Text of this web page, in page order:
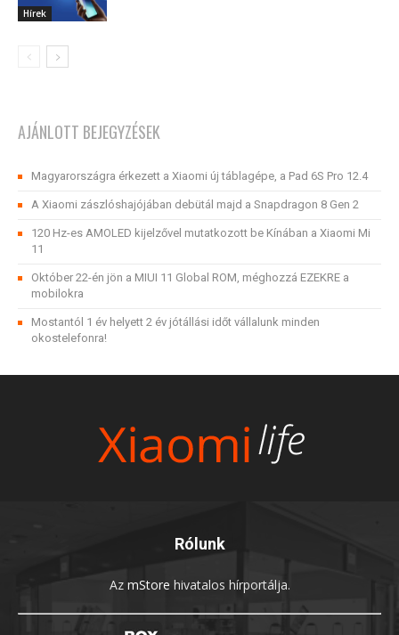
Hírek
AJÁNLOTT BEJEGYZÉSEK
Magyarországra érkezett a Xiaomi új táblagépe, a Pad 6S Pro 12.4
A Xiaomi zászlóshajójában debütál majd a Snapdragon 8 Gen 2
120 Hz-es AMOLED kijelzővel mutatkozott be Kínában a Xiaomi Mi
11
Október 22-én jön a MIUI 11 Global ROM, méghozzá EZEKRE a
mobilokra
Mostantól 1 év helyett 2 év jótállási időt vállalunk minden
okostelefonra!
Rólunk
Az mStore hivatalos hírportálja.